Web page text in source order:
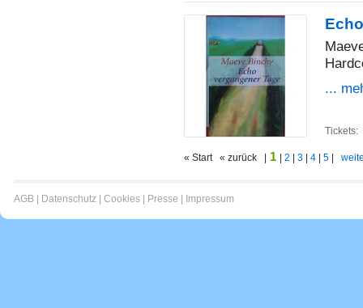
...
Tickets:
« Start « zurück | 1 2 3 4 5
AGB Datenschutz Cookies Presse Impressum